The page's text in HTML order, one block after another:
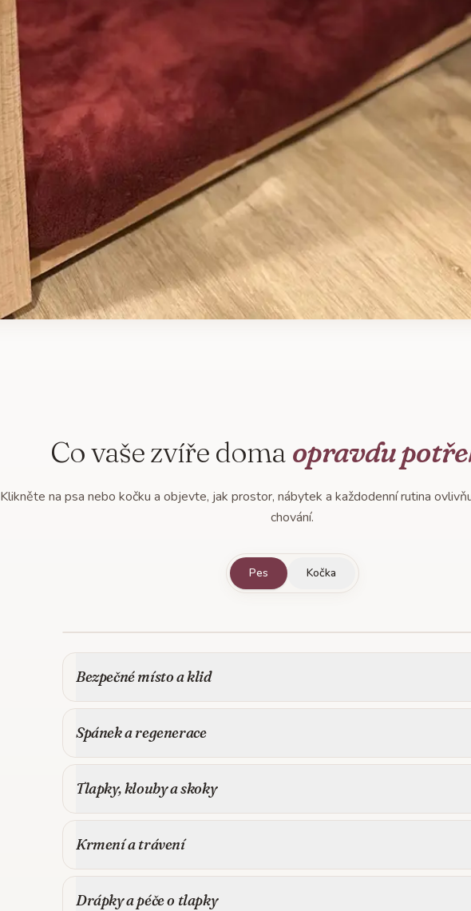
Co vaše zvíře doma opravdu
Klikněte na psa nebo kočku a objevte, jak prostor, nábytek a každodenní rutina
chování.
Pes Kočka
Bezpečné místo a klid
Spánek a regenerace
Tlapky, klouby a skoky
Krmení a trávení
Drápky a péče o tlapky